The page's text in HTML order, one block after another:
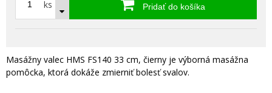
ks Pridať do košíka
Masážny valec HMS FS140 33 cm, čierny je výborná masážna
pomôcka, ktorá dokáže zmierniť bolesť svalov.